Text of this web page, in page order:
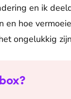
en ik
en hoe
ongelukkig